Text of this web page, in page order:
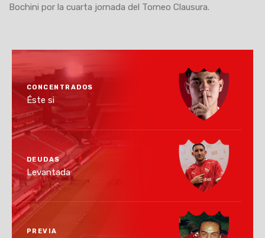
Bochini por la cuarta jornada del Torneo Clausura.
CONCENTRADOS
Éste si
DEUDAS
Levantada
PREVIA